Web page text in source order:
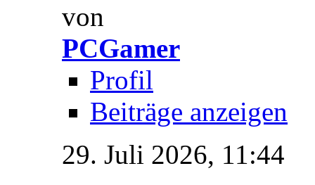
von
PCGamer
Profil
Beiträge anzeigen
29. Juli 2026, 11:44